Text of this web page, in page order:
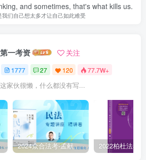
and sometimes, that's what kills us.
我们自己想太多才让自己如此难受
第一考资 关注
1777 27 120 77.7W+
这家伙很懒，什么都没有写...
2024众合法考-孟献贵民法-精讲卷.pdf